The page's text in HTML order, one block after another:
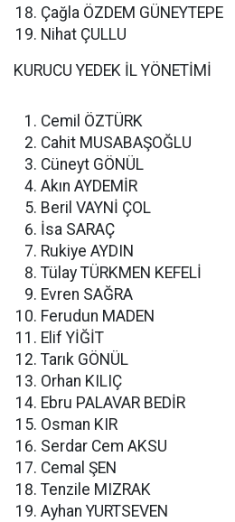
Çağla ÖZDEM GÜNEYTEPE
Nihat ÇULLU
KURUCU YEDEK İL YÖNETİMİ
Cemil ÖZTÜRK
Cahit MUSABAŞOĞLU
Cüneyt GÖNÜL
Akın AYDEMİR
Beril VAYNİ ÇOL
İsa SARAÇ
Rukiye AYDIN
Tülay TÜRKMEN KEFELİ
Evren SAĞRA
Ferudun MADEN
Elif YİĞİT
Tarık GÖNÜL
Orhan KILIÇ
Ebru PALAVAR BEDİR
Osman KIR
Serdar Cem AKSU
Cemal ŞEN
Tenzile MIZRAK
Ayhan YURTSEVEN